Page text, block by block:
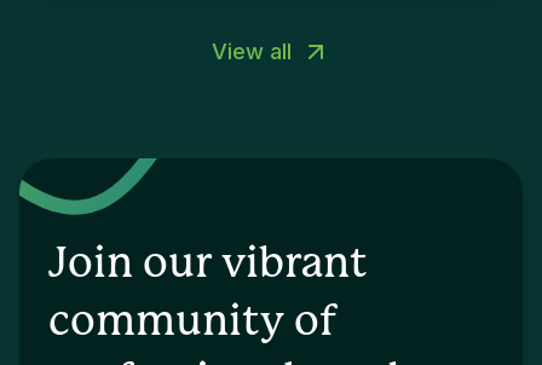
View all
Join our vibrant
community of